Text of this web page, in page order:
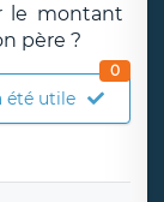
le montant
père ?
été utile
0